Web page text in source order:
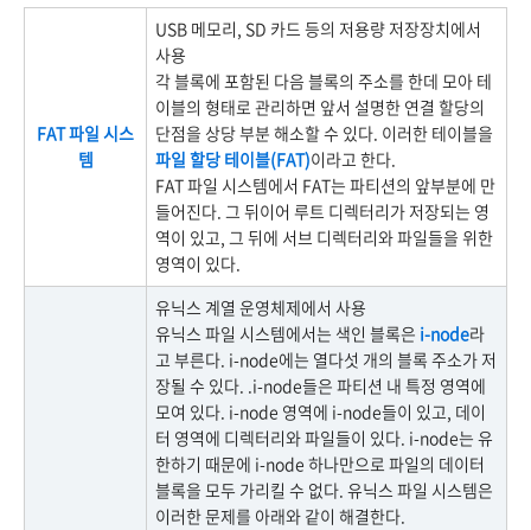
FAT 파일 시스
템
USB 메모리, SD 카드 등의 저용량 저장장치에서
사용
각 블록에 포함된 다음 블록의 주소를 한데 모아 테
이블의 형태로 관리하면 앞서 설명한 연결 할당의
단점을 상당 부분 해소할 수 있다. 이러한 테이블을
파일 할당 테이블(FAT)이라고 한다.
FAT 파일 시스템에서 FAT는 파티션의 앞부분에 만
들어진다. 그 뒤이어 루트 디렉터리가 저장되는 영
역이 있고, 그 뒤에 서브 디렉터리와 파일들을 위한
영역이 있다.
유닉스 계열 운영체제에서 사용
유닉스 파일 시스템에서는 색인 블록은 i-node라
고 부른다. i-node에는 열다섯 개의 블록 주소가 저
장될 수 있다. .i-node들은 파티션 내 특정 영역에
모여 있다. i-node 영역에 i-node들이 있고, 데이
터 영역에 디렉터리와 파일들이 있다. i-node는 유
한하기 때문에 i-node 하나만으로 파일의 데이터
블록을 모두 가리킬 수 없다. 유닉스 파일 시스템은
이러한 문제를 아래와 같이 해결한다.